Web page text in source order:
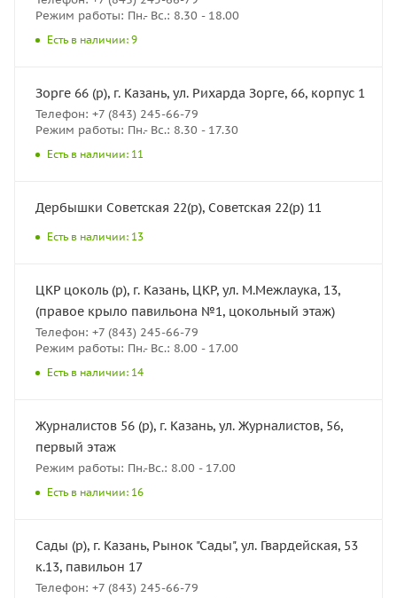
Режим работы: Пн.- Вс.: 8.30 - 18.00
Есть в наличии: 9
Зорге 66 (р), г. Казань, ул. Рихарда Зорге, 66, корпус 1
Телефон: +7 (843) 245-66-79
Режим работы: Пн.- Вс.: 8.30 - 17.30
Есть в наличии: 11
Дербышки Советская 22(р), Советская 22(р) 11
Есть в наличии: 13
ЦКР цоколь (р), г. Казань, ЦКР, ул. М.Межлаука, 13,
(правое крыло павильона №1, цокольный этаж)
Телефон: +7 (843) 245-66-79
Режим работы: Пн.- Вс.: 8.00 - 17.00
Есть в наличии: 14
Журналистов 56 (р), г. Казань, ул. Журналистов, 56,
первый этаж
Режим работы: Пн.-Вс.: 8.00 - 17.00
Есть в наличии: 16
Сады (р), г. Казань, Рынок "Сады", ул. Гвардейская, 53
к.13, павильон 17
Телефон: +7 (843) 245-66-79